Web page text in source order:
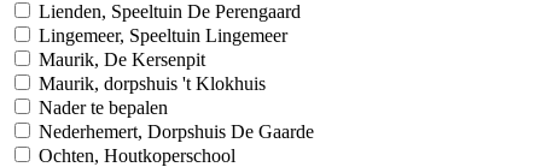
Lienden, Speeltuin De Perengaard
Lingemeer, Speeltuin Lingemeer
Maurik, De Kersenpit
Maurik, dorpshuis 't Klokhuis
Nader te bepalen
Nederhemert, Dorpshuis De Gaarde
Ochten, Houtkoperschool